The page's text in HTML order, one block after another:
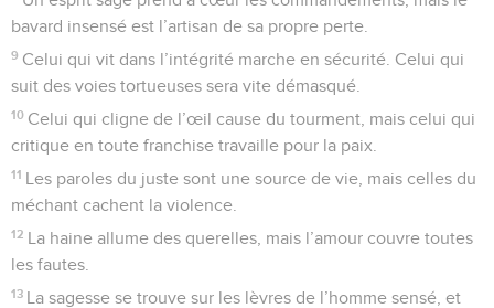
bavard insensé est l’artisan de sa propre perte.
9 Celui qui vit dans l’intégrité marche en sécurité. Celui qui
suit des voies tortueuses sera vite démasqué.
10 Celui qui cligne de l’œil cause du tourment, mais celui qui
critique en toute franchise travaille pour la paix.
11 Les paroles du juste sont une source de vie, mais celles du
méchant cachent la violence.
12 La haine allume des querelles, mais l’amour couvre toutes
les fautes.
13 La sagesse se trouve sur les lèvres de l’homme sensé, et